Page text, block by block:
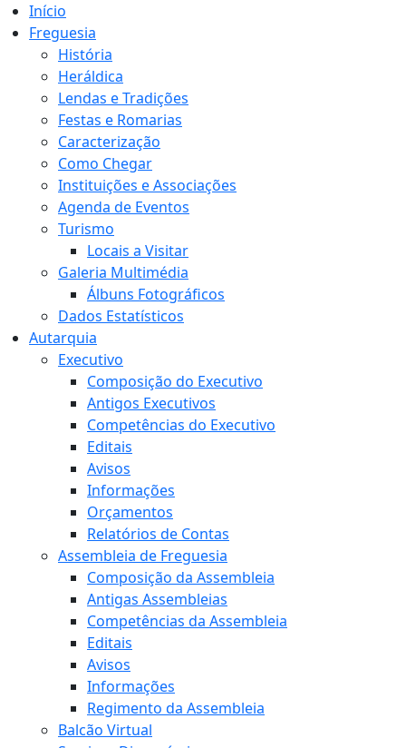
Início
Freguesia
História
Heráldica
Lendas e Tradições
Festas e Romarias
Caracterização
Como Chegar
Instituições e Associações
Agenda de Eventos
Turismo
Locais a Visitar
Galeria Multimédia
Álbuns Fotográficos
Dados Estatísticos
Autarquia
Executivo
Composição do Executivo
Antigos Executivos
Competências do Executivo
Editais
Avisos
Informações
Orçamentos
Relatórios de Contas
Assembleia de Freguesia
Composição da Assembleia
Antigas Assembleias
Competências da Assembleia
Editais
Avisos
Informações
Regimento da Assembleia
Balcão Virtual